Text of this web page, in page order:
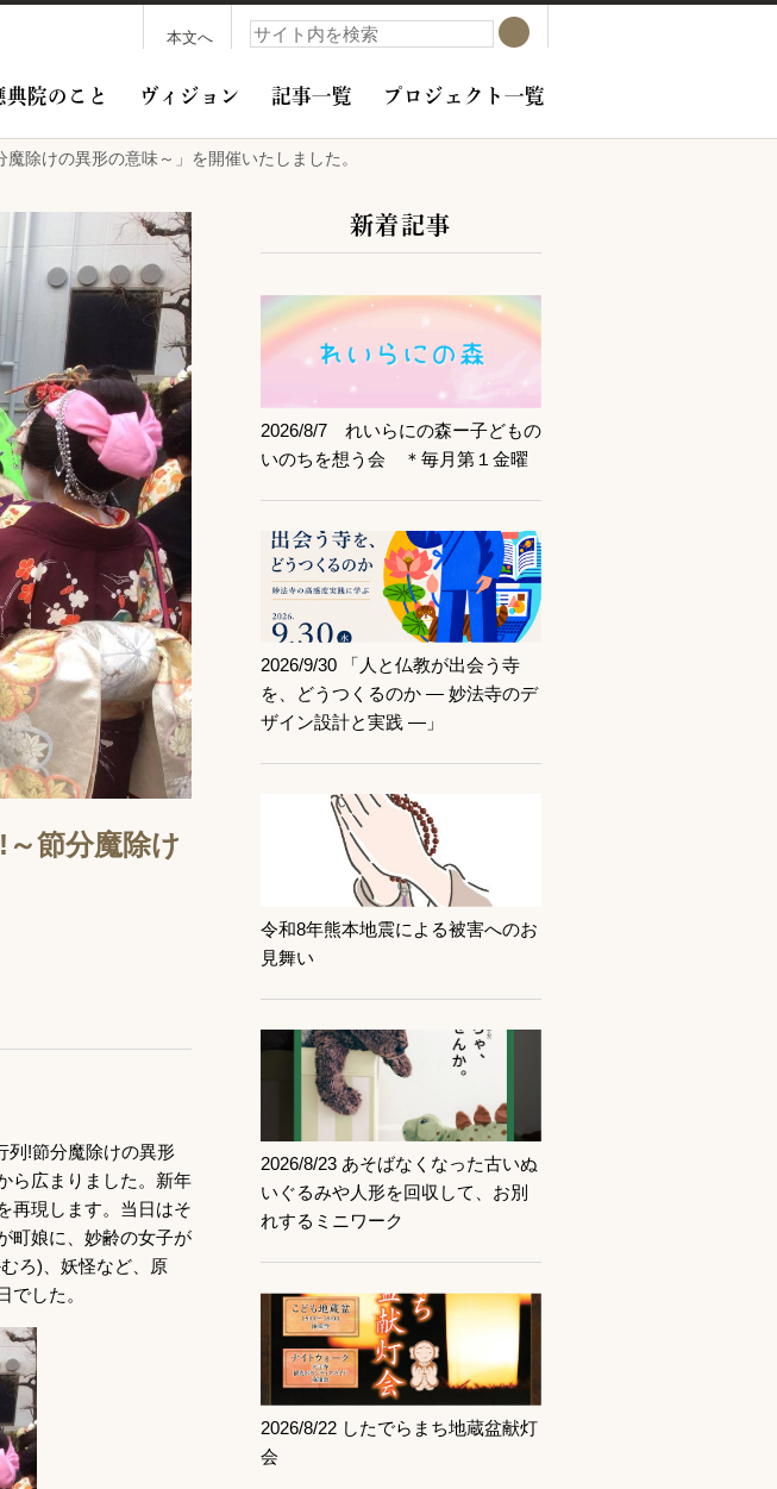
本文へ 検索
検索
典院のこと ヴィジョン 記事一覧 プロジェクト一覧
除けの異形の意味～」を開催いたしました。
節分魔除け
列!節分魔除けの異形
ら広まりました。新年
再現します。当日はそ
町娘に、妙齢の女子が
ろ)、妖怪など、原
した。
サブコンテンツ
新着記事
2026/8/7 れいらにの森ー子どもの
いのちを想う会 ＊毎月第１金曜
記事を読む
2026/9/30 「人と仏教が出会う寺
を、どうつくるのか ― 妙法寺のデ
ザイン設計と実践 ―」
記事を読む
令和8年熊本地震による被害へのお
見舞い
記事を読む
2026/8/23 あそばなくなった古いぬ
いぐるみや人形を回収して、お別
れするミニワーク
記事を読む
2026/8/22 したでらまち地蔵盆献灯
会
記事を読む